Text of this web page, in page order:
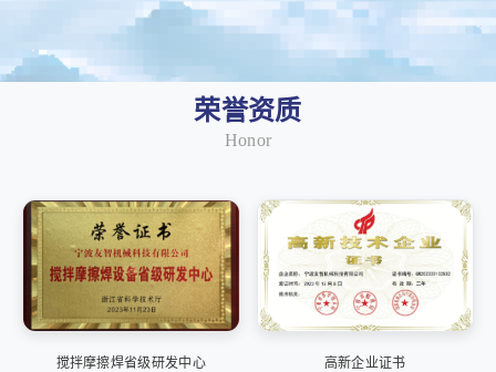
荣誉资质
Honor
搅拌摩擦焊省级研发中心 高新企业证书